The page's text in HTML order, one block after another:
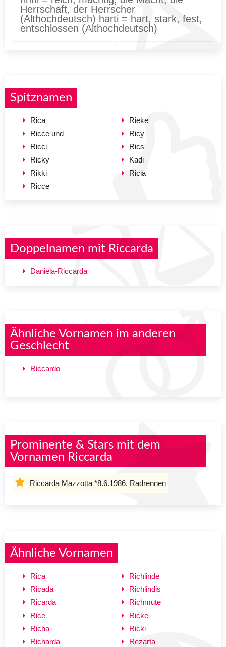
Herrschaft, der Herrscher
(Althochdeutsch) harti = hart, stark, fest,
entschlossen (Althochdeutsch)
Spitznamen
Rica
Ricce und
Ricci
Ricky
Rikki
Ricce
Rieke
Ricy
Rics
Kadi
Ricia
Doppelnamen mit Riccarda
Daniela-Riccarda
Ähnliche Vornamen im anderen
Geschlecht
Riccardo
Prominente & Stars mit dem
Vornamen Riccarda
Riccarda Mazzotta *8.6.1986, Radrennen
Ähnliche Vornamen
Rica
Ricada
Ricarda
Rice
Richa
Richarda
Richlinde
Richlindis
Richmute
Ricke
Ricki
Rezarta